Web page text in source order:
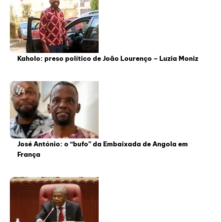
Kaholo: preso político de João Lourenço – Luzia Moniz
José António: o “bufo” da Embaixada de Angola em
França